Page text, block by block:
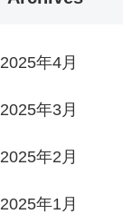
2025年4月
2025年3月
2025年2月
2025年1月